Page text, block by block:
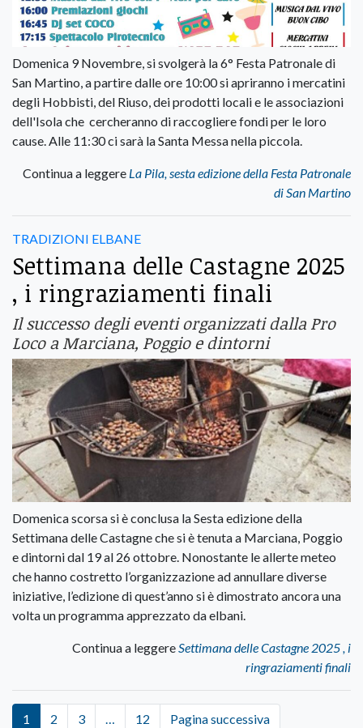
Domenica 9 Novembre, si svolgerà la 6° Festa Patronale di
San Martino, a partire dalle ore 10:00 si apriranno i mercatini
degli Hobbisti, del Riuso, dei prodotti locali e le associazioni
dell'Isola che cercheranno di raccogliere fondi per le loro
cause. Alle 11:30 ci sarà la Santa Messa nella piccola.
Continua a leggere La Pila, sesta edizione della Festa Patronale
di San Martino
TRADIZIONI ELBANE
Settimana delle Castagne 2025
, i ringraziamenti finali
Il successo degli eventi organizzati dalla Pro
Loco a Marciana, Poggio e dintorni
Domenica scorsa si è conclusa la Sesta edizione della
Settimana delle Castagne che si è tenuta a Marciana, Poggio
e dintorni dal 19 al 26 ottobre. Nonostante le allerte meteo
che hanno costretto l’organizzazione ad annullare diverse
iniziative, l’edizione di quest’anno si è dimostrato ancora una
volta un programma apprezzato da elbani.
Continua a leggereSettimana delle Castagne 2025 , i
ringraziamenti finali
1 2 3 … 12 Pagina successiva